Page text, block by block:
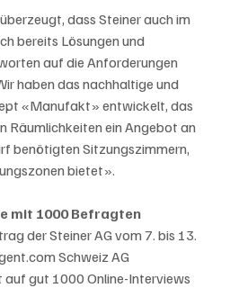
dass Steiner auch im
bereits Lösungen und
auf die Anforderungen
haben das nachhaltige und
«Manufakt» entwickelt, das
Räumlichkeiten ein Angebot an
benötigten Sitzungszimmern,
bietet».
mit 1000 Befragten
der Steiner AG vom 7. bis 13.
Schweiz AG
auf gut 1000 Online-Interviews